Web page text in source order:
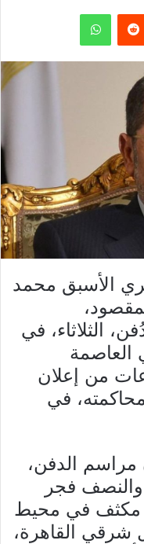
واتساب
الأسبق محمد
الثلاثاء، في
العاصمة
من إعلان
في
الدفن،
فجر
مكثف في محيط
شرقي القاهرة،